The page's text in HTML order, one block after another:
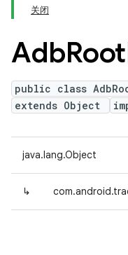
关闭
AdbRoot
public class
extends Object
java.lang.Object
↳